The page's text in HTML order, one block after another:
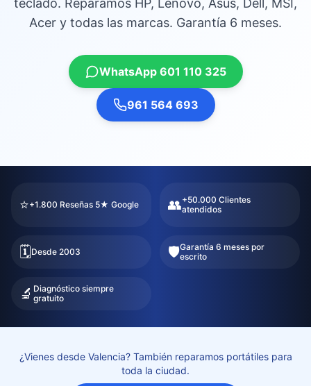
teclado. Reparamos HP, Lenovo, Asus, Dell, MSI,
Acer y todas las marcas. Garantía 6 meses.
WhatsApp 601 110 325
961 564 693
⭐+1.800 Reseñas 5★ Google 👥+50.000 Clientes
atendidos
🗓️Desde 2003 🛡️Garantía 6 meses por
escrito
🔬 Diagnóstico siempre
gratuito
¿Vienes desde Valencia? También reparamos portátiles para
toda la ciudad.